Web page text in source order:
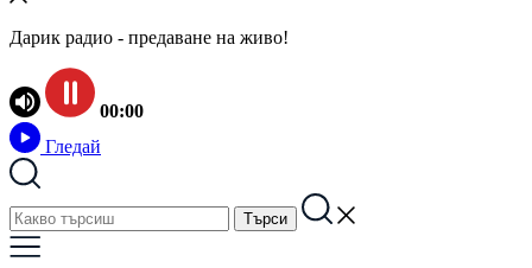
Дарик радио - предаване на живо!
00:00
Гледай